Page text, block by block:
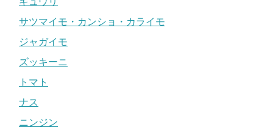
サツマイモ・カンショ・カライモ
ジャガイモ
ズッキーニ
トマト
ナス
ニンジン